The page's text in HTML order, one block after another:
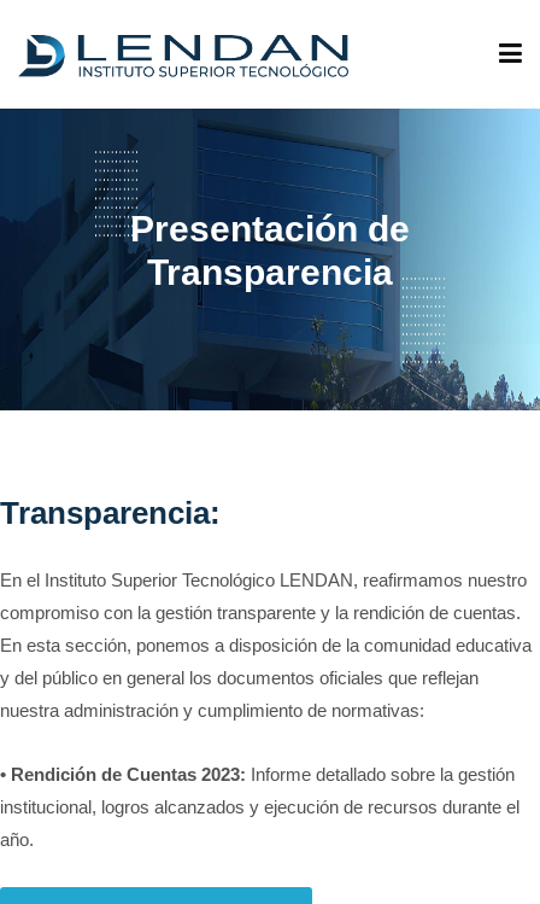
ADMISIONES
QUIÉNES SOMOS
OFERTA ACADÉMICA
INVESTIGACIÓN
SERVICIOS
CONTACTOS
Presentación de
Transparencia
Transparencia:
En el Instituto Superior Tecnológico LENDAN, reafirmamos nuestro
compromiso con la gestión transparente y la rendición de cuentas.
En esta sección, ponemos a disposición de la comunidad educativa
y del público en general los documentos oficiales que reflejan
nuestra administración y cumplimiento de normativas:
• Rendición de Cuentas 2023: Informe detallado sobre la gestión
institucional, logros alcanzados y ejecución de recursos durante el
año.